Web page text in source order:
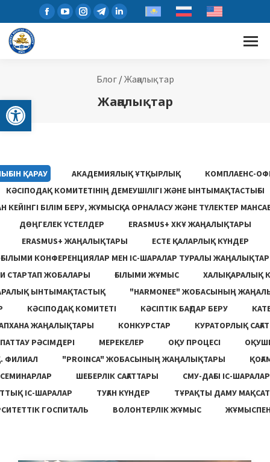
Open toolbar
Блог/Жаңалықтар
Жаңалықтар
ҚАРАУ АКАДЕМИЯЛЫҚ ҰТҚЫРЛЫҚ
КОМПЛАЕНС-
КӘСІПОДАҚ КОМИТЕТІНІҢ ДЕМЕУШІЛІГІ ЖӘНЕ ЫНТЫМАҚТАСТЫҒЫ
КЕЙІНГІ БІЛІМ БЕРУ, ЖҰМЫСҚА ОРНАЛАСУ ЖƏНЕ ТҮЛЕКТЕР
ДӨҢГЕЛЕК ҮСТЕЛДЕР
ERASMUS+ ХКҰ ЖАҢАЛЫҚТАРЫ
ERASMUS+ ЖАҢАЛЫҚТАРЫ
ЕСТЕ ҚАЛАРЛЫҚ КҮНДЕР
ҒЫЛЫМИ КОНФЕРЕНЦИЯЛАР МЕН ІС-ШАРАЛАР ТУРАЛЫ ЖАҢАЛЫҚТАР
СТАРТАП ЖОБАЛАРЫ
ҒЫЛЫМИ ЖҰМЫС
ХАЛЫҚАРАЛЫҚ
ЫНТЫМАҚТАСТЫҚ
"HARMONEE" ЖОБАСЫНЫҢ
КӘСІПОДАҚ КОМИТЕТІ КӘСІПТІК БАҒДАР БЕРУ
ЖАҢАЛЫҚТАРЫ
КОНКУРСТАР
КУРАТОРЛЫҚ
РӘСІМДЕРІ
МЕРЕКЕЛЕР ОҚУ ПРОЦЕСІ
ФИЛИАЛ
"PROINCA" ЖОБАСЫНЫҢ ЖАҢАЛЫҚТАРЫ
СЕМИНАРЛАР
ШЕБЕРЛІК САҒАТТАРЫ
СМУ-ДАҒЫ ІС-ШАРАЛАР
ІС-ШАРАЛАР
ТУҒАН КҮНДЕР
ТҰРАҚТЫ ДАМУ
ГОСПИТАЛЬ
ВОЛОНТЕРЛІК ЖҰМЫС